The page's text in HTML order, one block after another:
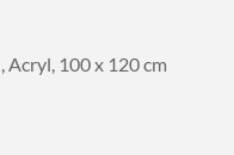
Acryl, 100 x 120 cm